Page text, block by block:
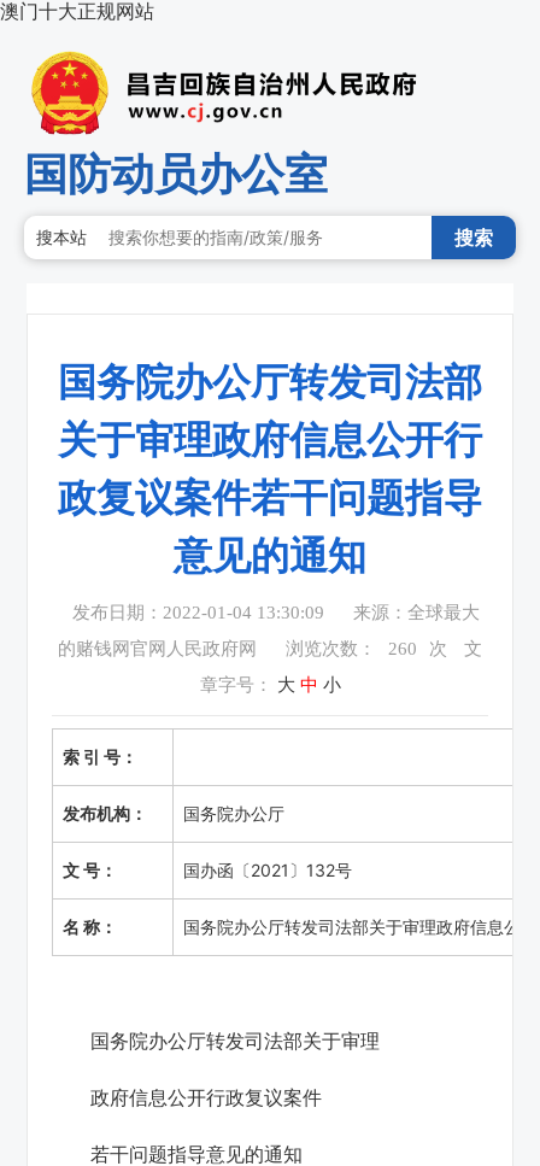
澳门十大正规网站
国防动员办公室
搜本站 搜索
国务院办公厅转发司法部
关于审理政府信息公开行
政复议案件若干问题指导
意见的通知
发布日期：2022-01-04 13:30:09
来源：全球最大
的赌钱网官网人民政府网
浏览次数： 260 次
文
章字号： 大 中 小
索 引 号：
发布机构： 国务院办公厅
文 号： 国办函〔2021〕132号
名 称： 国务院办公厅转发司法部关于审理政府信息公
国务院办公厅转发司法部关于审理
政府信息公开行政复议案件
若干问题指导意见的通知